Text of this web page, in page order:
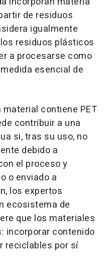
de residuos
igualmente
residuos plásticos
a procesarse como
esencial de
contiene PET
contribuir a una
si, tras su uso, no
debido a
el proceso y
o enviado a
los expertos
ecosistema de
que los materiales
incorporar contenido
reciclables por sí